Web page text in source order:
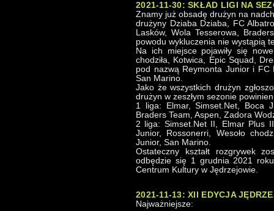
2021-11-30: SKŁAD LIGI NA
Znamy już obsadę drużyn na
drużyny Dziaba Dziaba, FC
Lasków, Wola Tesserowa,
powodu wykluczenia nie wystąpią
Na ich miejsce pojawiły się
chodziła, Kotwica, Epic Squad,
pod nazwą Reymonta Junior i FC
San Marino.
Jako że wszystkich drużyn
drużyn w zeszłym sezonie
1 liga: Elmar, Simset.Net, Boca
Braders Team, Aspen, Zadora
2 liga: Simset.Net II, Elmar Plus
Junior, Rossonerri, Wesoło
Junior, San Marino.
Ostateczny kształt rozgrywek
odbędzie się 1 grudnia 2021
Centrum Kultury w Jędrzejowie.
2021-11-13: XII EDYCJA
Najważniejsze: